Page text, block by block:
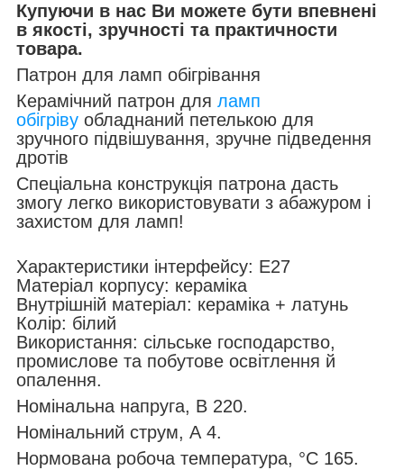
Купуючи в нас Ви можете бути впевнені
в якості, зручності та практичности
товара.
Патрон для ламп обігрівання
Керамічний патрон для ламп
обігріву обладнаний петелькою для
зручного підвішування, зручне підведення
дротів
Спеціальна конструкція патрона дасть
змогу легко використовувати з абажуром і
захистом для ламп!
Характеристики інтерфейсу: E27
Матеріал корпусу: кераміка
Внутрішній матеріал: кераміка + латунь
Колір: білий
Використання: сільське господарство,
промислове та побутове освітлення й
опалення.
Номінальна напруга, В 220.
Номінальний струм, А 4.
Нормована робоча температура, °C 165.